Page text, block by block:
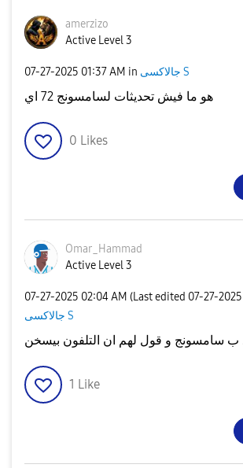
amerzizo
Active Level 3
‎07-27-2025 01:37 AM in جالاكسى S
هو ما فيش تحديثات لسامسونج 72 اي
0 Likes
Omar_Hammad
Active Level 3
‎07-27-2025 02:04 AM (Last edited ‎07-27-2025
جالاكسى S
ب سامسونج و قول لهم ان التلفون بيسخن
1 Like